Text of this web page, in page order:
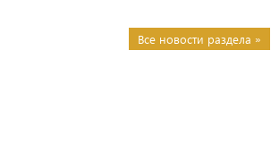
Все новости раздела »